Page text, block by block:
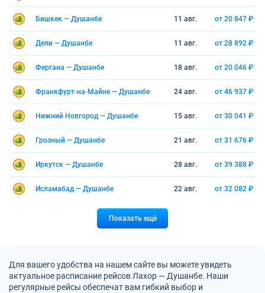
Бишкек — Душанбе 11 авг. от 20 847 ₽
Дели — Душанбе 11 авг. от 28 892 ₽
Фергана — Душанбе 18 авг. от 20 046 ₽
Франкфурт-на-Майне — Душанбе 24 авг. от 46 937 ₽
Нижний Новгород — Душанбе 15 авг. от 30 041 ₽
Грозный — Душанбе 21 авг. от 31 676 ₽
Иркутск — Душанбе 28 авг. от 39 388 ₽
Исламабад — Душанбе 22 авг. от 32 082 ₽
Показать ещё
Для вашего удобства на нашем сайте вы можете увидеть
актуальное расписание рейсов Лахор — Душанбе. Наши
регулярные рейсы обеспечат вам гибкий выбор и